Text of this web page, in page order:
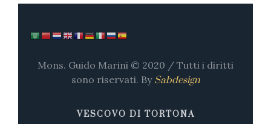
Mons. Guido Marini © 2020 / Tutti i diritti
sono riservati. By Sabdesign
VESCOVO DI TORTONA